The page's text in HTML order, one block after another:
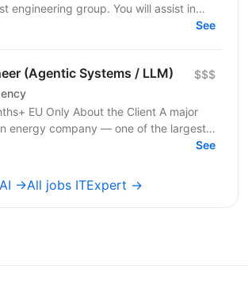
group. You will assist in
agentic and multi-agent...See
(Agentic Systems / LLM) $$$
About the Client A major
energy company — one of the largest
infrastructure and distribution on...See
→All jobs ITExpert →